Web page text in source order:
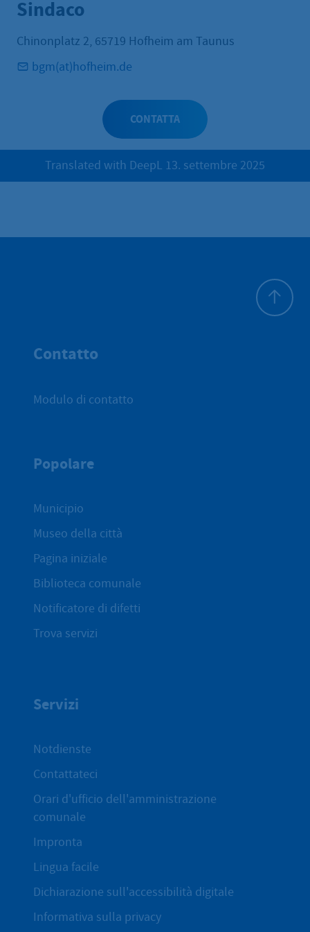
Sindaco
Chinonplatz 2, 65719 Hofheim am Taunus
bgm(at)hofheim.de
CONTATTA
Translated with DeepL 13. settembre 2025
Contatto
Modulo di contatto
Popolare
Municipio
Museo della città
Pagina iniziale
Biblioteca comunale
Notificatore di difetti
Trova servizi
Servizi
Notdienste
Contattateci
Orari d'ufficio dell'amministrazione
comunale
Impronta
Lingua facile
Dichiarazione sull'accessibilità digitale
Informativa sulla privacy